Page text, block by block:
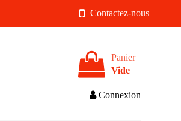
Contactez-nous
Panier
Vide
Connexion